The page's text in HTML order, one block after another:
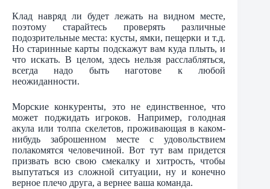
Клад навряд ли будет лежать на видном месте,
поэтому старайтесь проверять различные
подозрительные места: кусты, ямки, пещерки и т.д.
Но старинные карты подскажут вам куда плыть, и
что искать. В целом, здесь нельзя расслабляться,
всегда надо быть наготове к любой
неожиданности.
Морские конкуренты, это не единственное, что
может поджидать игроков. Например, голодная
акула или толпа скелетов, проживающая в каком-
нибудь заброшенном месте с удовольствием
полакомятся человечиной. Вот тут вам придется
призвать всю свою смекалку и хитрость, чтобы
выпутаться из сложной ситуации, ну и конечно
верное плечо друга, а вернее ваша команда.